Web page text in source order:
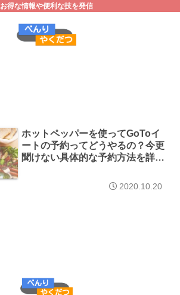
お得な情報や便利な技を発信
ホットペッパーを使ってGoToイ
ートの予約ってどうやるの？今更
聞けない具体的な予約方法を詳細
2020.10.20